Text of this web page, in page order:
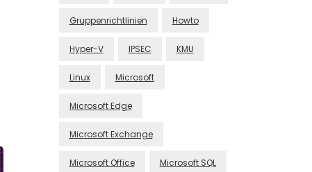
Gruppenrichtlinien Howto
Hyper-V IPSEC KMU
Linux Microsoft
Microsoft Edge
Microsoft Exchange
Microsoft Office Microsoft SQL